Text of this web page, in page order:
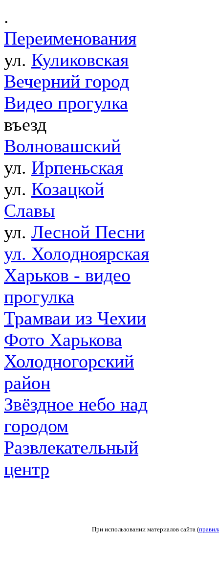
.
Переименования
ул. Куликовская
Вечерний город
Видео прогулка
въезд
Волновашский
ул. Ирпеньская
ул. Козацкой
Славы
ул. Лесной Песни
ул. Холодноярская
Харьков - видео
прогулка
Трамваи из Чехии
Фото Харькова
Холодногорский
район
Звёздное небо над
городом
Развлекательный
центр
При использовании материалов сайта (